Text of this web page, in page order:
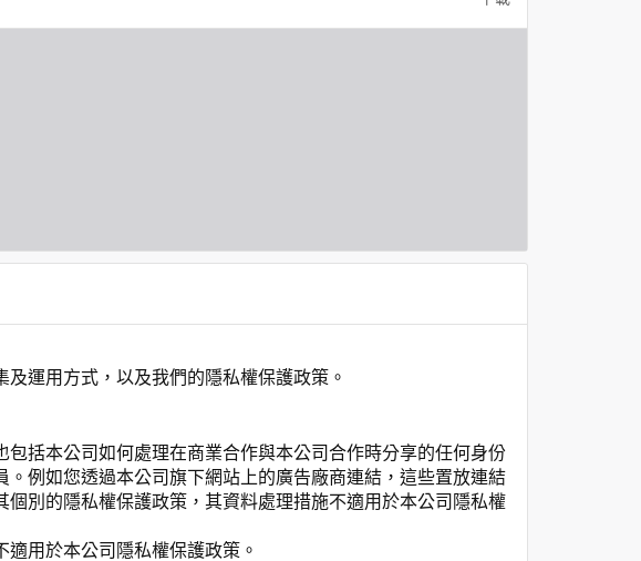
運用方式，以及我們的隱私權保護政策。
括本公司如何處理在商業合作與本公司合作時分享的任何身份
例如您透過本公司旗下網站上的廣告廠商連結，這些置放連結
別的隱私權保護政策，其資料處理措施不適用於本公司隱私權
用於本公司隱私權保護政策。